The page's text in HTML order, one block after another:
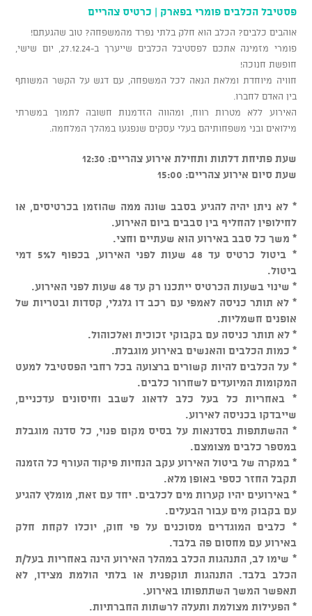
פסטיבל הכלבים פומרי בפארק | כרטיס צהריים
אוהבים כלבים? הכלב הוא חלק בלתי נפרד מהמשפחה? טוב שהגעתם!
פומרי מזמינה אתכם לפסטיבל הכלבים שייערך ב-27.12.24, יום שישי,
חופשת חנוכה!
חוויה מיוחדת ומלאת הנאה לכל המשפחה, עם דגש על הקשר המשותף
בין האדם לחברו.
האירוע ללא מטרות רווח, ומהווה הזדמנות חשובה לתמוך במשרתי
מילואים ובני משפחותיהם בעלי עסקים שנפגעו במהלך המלחמה.
שעת פתיחת דלתות ותחילת אירוע צהריים: 12:30
שעת סיום אירוע צהריים: 15:00
* לא ניתן יהיה להגיע בסבב שונה ממה שהוזמן בכרטיסים, או
לחילופין להחליף בין סבבים ביום האירוע.
* משך כל סבב באירוע הוא שעתיים וחצי.
* ביטול כרטיס עד 48 שעות לפני האירוע, בכפוף ל5% דמי
ביטול.
* שינוי בשעות הכרטיס ייתכנו רק עד 48 שעות לפני האירוע.
* לא תותר כניסה לאמפי עם רכב דו גלגלי, קסדות ובטריות של
אופנים חשמליות.
* לא תותר כניסה עם בקבוקי זכוכית ואלכוהול.
* כמות הכלבים והאנשים באירוע מוגבלת.
* על הכלבים להיות קשורים ברצועה בכל רחבי הפסטיבל למעט
המקומות המיועדים לשחרור כלבים.
* באחריות כל בעל כלב לדאוג לשבב וחיסונים עדכניים,
שייבדקו בכניסה לאירוע.
* ההשתתפות בסדנאות על בסיס מקום פנוי, כל סדנה מוגבלת
במספר כלבים מצומצם.
* במקרה של ביטול האירוע עקב הנחיות פיקוד העורף כל הזמנה
תקבל החזר כספי באופן מלא.
* באירועים יהיו קערות מים לכלבים. יחד עם זאת, מומלץ להגיע
עם בקבוק מים עבור הבעלים.
* כלבים המוגדרים מסוכנים על פי חוק, יוכלו לקחת חלק
באירוע עם מחסום פה בלבד.
* שימו לב, התנהגות הכלב במהלך האירוע הינה באחריות בעל/ת
הכלב בלבד. התנהגות תוקפנית או בלתי הולמת מצידו, לא
תאפשר המשך השתתפותו באירוע.
* הפעילות מצולמת ותעלה לרשתות החברתיות.